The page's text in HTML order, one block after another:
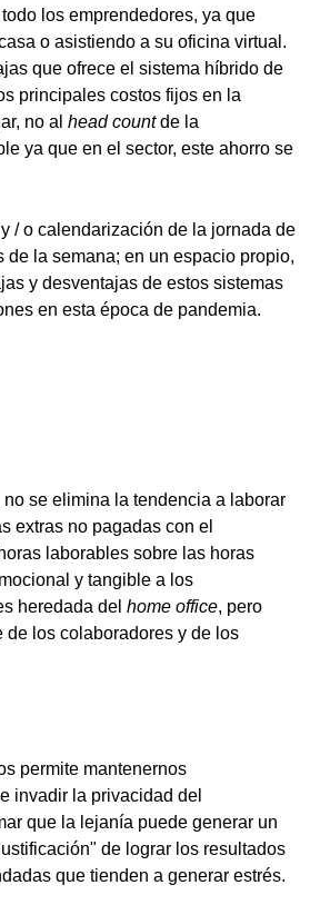
los emprendedores, ya que
o asistiendo a su oficina virtual.
que ofrece el sistema híbrido de
principales costos fijos en la
no al head countde la
ya que en el sector, este ahorro se
/ o calendarización de la jornada de
la semana; en un espacio propio,
y desventajas de estos sistemas
en esta época de pandemia.
se elimina la tendencia a laborar
extras no pagadas con el
laborables sobre las horas
y tangible a los
heredada del home office, pero
de los colaboradores y de los
permite mantenernos
invadir la privacidad del
que la lejanía puede generar un
de lograr los resultados
que tienden a generar estrés.